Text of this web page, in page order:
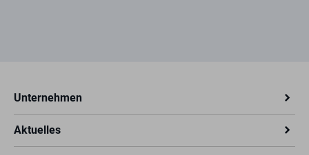
Unternehmen
Aktuelles